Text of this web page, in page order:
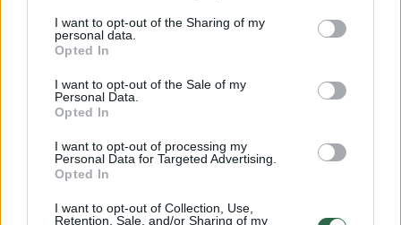
I want to opt-out of the Sharing of my
personal data.
Opted In
I want to opt-out of the Sale of my
Personal Data.
Opted In
I want to opt-out of processing my
Personal Data for Targeted Advertising.
Opted In
I want to opt-out of Collection, Use,
Retention, Sale, and/or Sharing of my
Žinios | Pasaulis
00:00:49
Maskvos restoraną sudrebino teroro aktas: įvykio
vietą apsupo pareigūnai
Žinios | Pasaulis
Rūkstančios nuolaužos ir skubantys gelbėtojai: vaizdai